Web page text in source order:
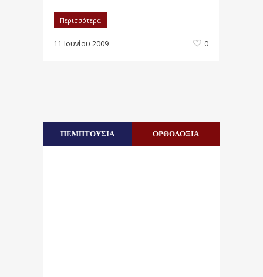
Περισσότερα
11 Ιουνίου 2009 0
ΠΕΜΠΤΟΥΣΙΑ ΟΡΘΟΔΟΞΙΑ